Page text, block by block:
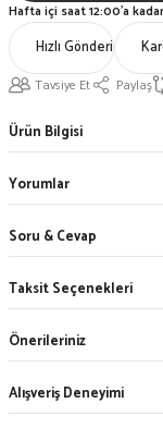
Hızlı Gönderi
Tavsiye Et Paylaş
Hafta içi saat 12:00'a
Ürün Bilgisi
Yorumlar
Soru & Cevap
Taksit Seçenekleri
Önerileriniz
Alışveriş Deneyimi